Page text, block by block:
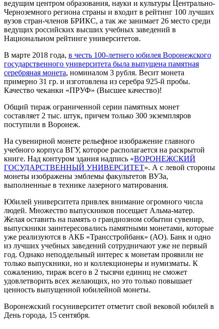
ведущим центром образования, науки и культуры Центрально-
Черноземного региона страны и входит в рейтинг 100 лучших
вузов стран-членов БРИКС, а так же занимает 26 место среди
ведущих российских высших учебных заведений в
Национальном рейтинге университетов.
В марте 2018 года, в честь 100-летнего юбилея Воронежского
государственного университета была выпущена памятная
серебряная монета, номиналом 3 рубля. Весит монета
примерно 31 гр. и изготовлена из серебра 925-й пробы.
Качество чеканки «ПРУФ» (Высшее качество)!
Общий тираж ограниченной серии памятных монет
составляет 2 тыс. штук, причем только 300 экземпляров
поступили в Воронеж.
На сувенирной монете рельефное изображение главного
учебного корпуса ВГУ, которое располагается на раскрытой
книге. Над контуром здания надпись «ВОРОНЕЖСКИЙ
ГОСУДАРСТВЕННЫЙ УНИВЕРСИТЕТ». А с левой стороны
монеты изображены эмблемы факультетов ВУЗа,
выполненные в технике лазерного матирования.
Юбилей университета привлек внимание огромного числа
людей. Множество выпускников посещает Альма-матер.
Желая оставить на память о грандиозном событии сувенир,
выпускники заинтересовались памятными монетами, которые
уже реализуются в АКБ «Трансстройбанк» (АО). Банк и одно
из лучших учебных заведений сотрудничают уже не первый
год. Однако неподдельный интерес к монетам проявили не
только выпускники, но и коллекционеры и нумизматы. К
сожалению, тираж всего в 2 тысячи единиц не сможет
удовлетворить всех желающих, но это только повышает
ценность выпущенной юбилейной монеты.
Воронежский госуниверситет отметит свой вековой юбилей в
День города, 15 сентября.